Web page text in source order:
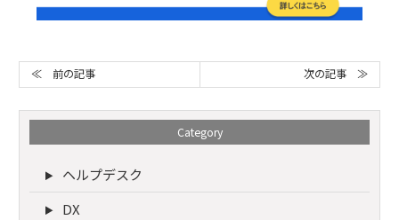
≪ 前の記事 次の記事 ≫
Category
ヘルプデスク
DX